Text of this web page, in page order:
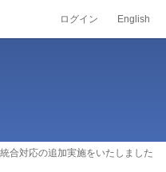
ログイン English
合対応の追加実施をいたしました